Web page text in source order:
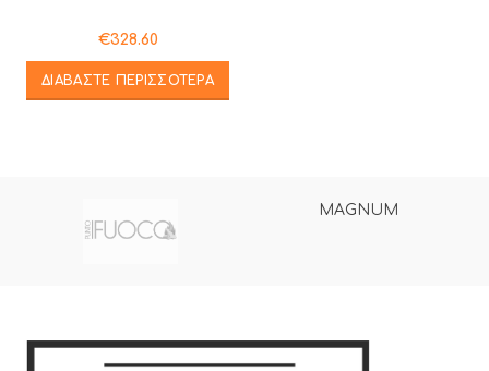
€328.60
ΔΙΑΒΆΣΤΕ ΠΕΡΙΣΣΌΤΕΡΑ
MAGNUM